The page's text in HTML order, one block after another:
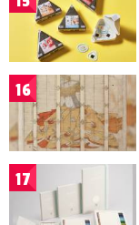
16
17